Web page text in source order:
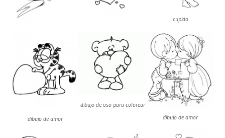
cupido
dibujo de amor
dibujo de oso para colorear
dibujo de amor